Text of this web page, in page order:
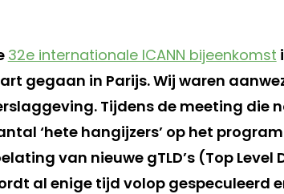
32e internationale ICANN bijeenkomst
gegaan in Parijs. Wij waren
Tijdens de meeting die
‘hete hangijzers’ op het
van nieuwe gTLD’s (Top
al enige tijd volop gespeculeerd